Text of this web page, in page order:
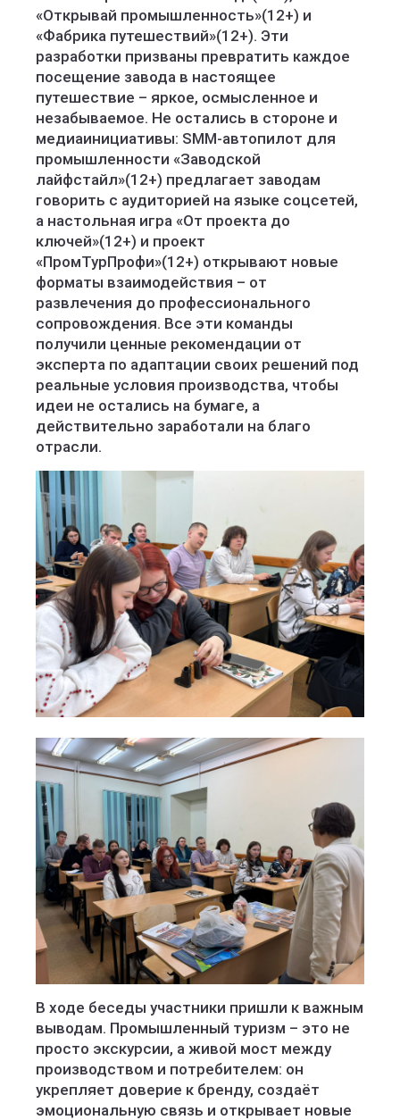
«Открывай промышленность»(12+) и
«Фабрика путешествий»(12+). Эти
разработки призваны превратить каждое
посещение завода в настоящее
путешествие – яркое, осмысленное и
незабываемое. Не остались в стороне и
медиаинициативы: SMM-автопилот для
промышленности «Заводской
лайфстайл»(12+) предлагает заводам
говорить с аудиторией на языке соцсетей,
а настольная игра «От проекта до
ключей»(12+) и проект
«ПромТурПрофи»(12+) открывают новые
форматы взаимодействия – от
развлечения до профессионального
сопровождения. Все эти команды
получили ценные рекомендации от
эксперта по адаптации своих решений под
реальные условия производства, чтобы
идеи не остались на бумаге, а
действительно заработали на благо
отрасли.
В ходе беседы участники пришли к важным
выводам. Промышленный туризм – это не
просто экскурсии, а живой мост между
производством и потребителем: он
укрепляет доверие к бренду, создаёт
эмоциональную связь и открывает новые